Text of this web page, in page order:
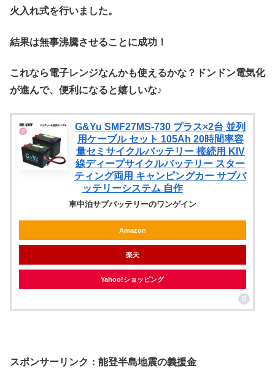
火入れ式を行いました。
結果は無事沸騰させることに成功！
これなら電子レンジなんかも使えるかな？ドンドン電気化
が進んで、便利になると嬉しいな♪
G&Yu SMF27MS-730 プラス×2台 並列
用ケーブル セット 105Ah 20時間率容
量セミサイクルバッテリー 接続用 KIV
線ディープサイクルバッテリー スター
ティング両用 キャンピングカー サブバ
ッテリーシステム 自作
車中泊サブバッテリーのワンゲイン
Amazon
楽天
Yahoo!ショッピング
スポンサーリンク：能登半島地震の義援金